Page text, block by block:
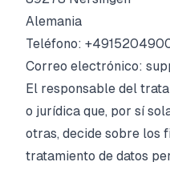
Alemania
Teléfono:
Correo electrónico:
El responsable del
o jurídica que, por sí
otras, decide sobre los
tratamiento de datos